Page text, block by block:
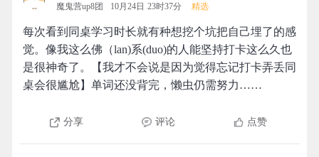
魔鬼营up8团 10月24日 23时37分 精选
每次看到同桌学习时长就有种想挖个坑把自己埋了的感
觉。像我这么佛（lan)系(duo)的人能坚持打卡这么久也
是很神奇了。【我才不会说是因为觉得忘记打卡弄丢同
桌会很尴尬】单词还没背完，懒虫仍需努力……
分享 评论 点赞